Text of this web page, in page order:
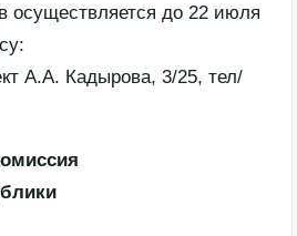
осуществляется до 22 июля
А.А. Кадырова, 3/25, тел/